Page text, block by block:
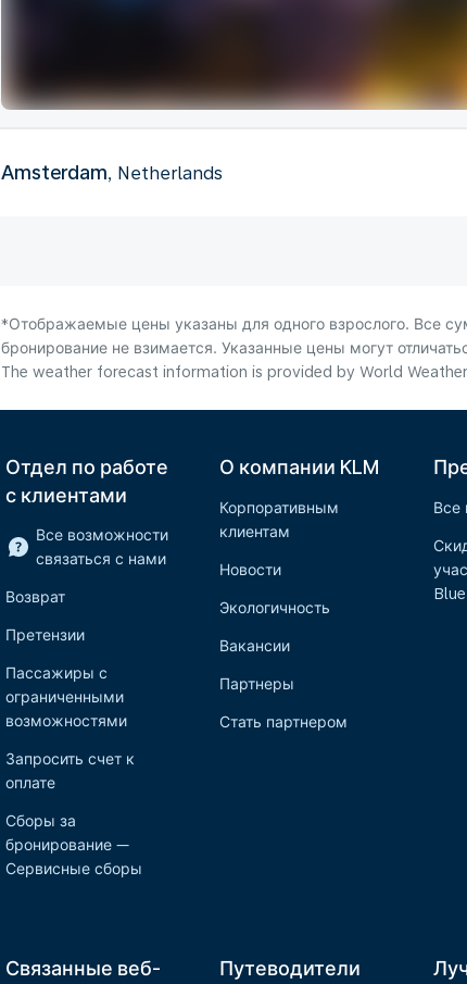
Amsterdam, Netherlands
*Отображаемые цены указаны для одного взрослого. Все
бронирование не взимается. Указанные цены могут
The weather forecast information is provided by World
Отдел по работе
с клиентами
Все возможности
связаться с нами
Возврат
Претензии
Пассажиры с
ограниченными
возможностями
Запросить счет к
оплате
Сборы за
бронирование —
Сервисные сборы
О компании KLM
Корпоративным
клиентам
Новости
Экологичность
Вакансии
Партнеры
Стать партнером
Все
Blue
Связанные веб-
Путеводители